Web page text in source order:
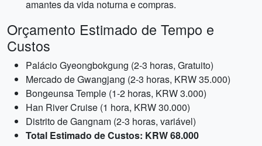
amantes da vida noturna e compras.
Orçamento Estimado de Tempo e
Custos
Palácio Gyeongbokgung (2-3 horas, Gratuito)
Mercado de Gwangjang (2-3 horas, KRW 35.000)
Bongeunsa Temple (1-2 horas, KRW 3.000)
Han River Cruise (1 hora, KRW 30.000)
Distrito de Gangnam (2-3 horas, variável)
Total Estimado de Custos: KRW 68.000